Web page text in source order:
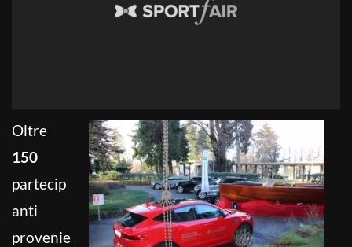
Oltre
150
partecip
anti
provenie